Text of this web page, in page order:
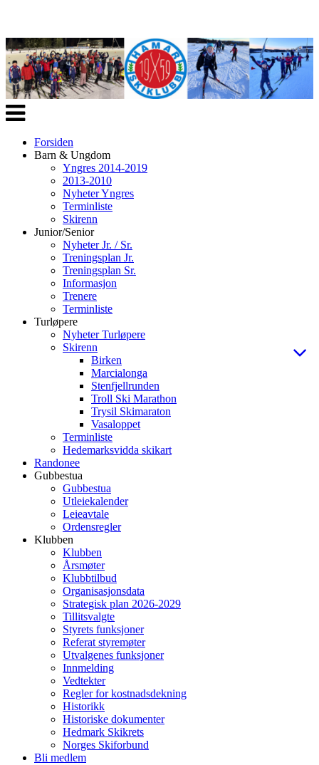
Veksle
navigasjon
Forsiden
Barn & Ungdom
Yngres 2014-2019
2013-2010
Nyheter Yngres
Terminliste
Skirenn
Junior/Senior
Nyheter Jr. / Sr.
Treningsplan Jr.
Treningsplan Sr.
Informasjon
Trenere
Terminliste
Turløpere
Nyheter Turløpere
Skirenn
Birken
Marcialonga
Stenfjellrunden
Troll Ski Marathon
Trysil Skimaraton
Vasaloppet
Terminliste
Hedemarksvidda skikart
Randonee
Gubbestua
Gubbestua
Utleiekalender
Leieavtale
Ordensregler
Klubben
Klubben
Årsmøter
Klubbtilbud
Organisasjonsdata
Strategisk plan 2026-2029
Tillitsvalgte
Styrets funksjoner
Referat styremøter
Utvalgenes funksjoner
Innmelding
Vedtekter
Regler for kostnadsdekning
Historikk
Historiske dokumenter
Hedmark Skikrets
Norges Skiforbund
Bli medlem